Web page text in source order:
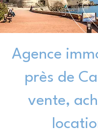
Agence
près de
vente,